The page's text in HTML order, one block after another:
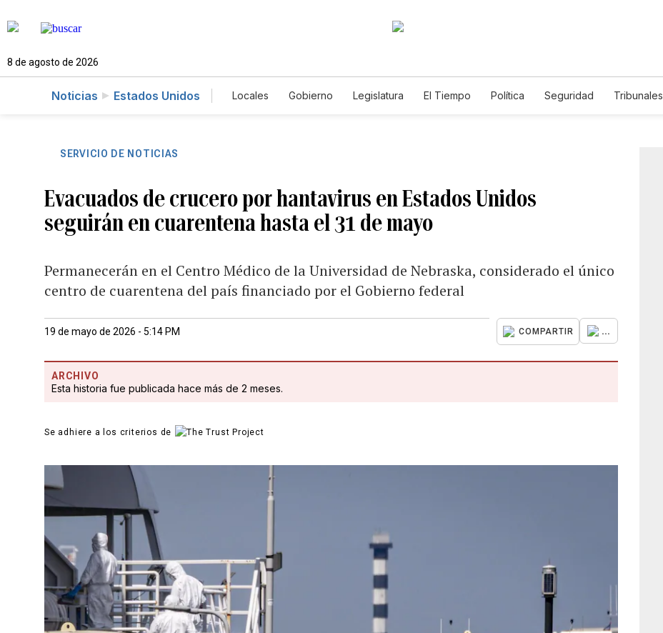
8 de agosto de 2026
Noticias Estados Unidos Locales Gobierno Legislatura El Tiempo Política Seguridad Tribunales
SERVICIO DE NOTICIAS
Evacuados de crucero por hantavirus en Estados Unidos
seguirán en cuarentena hasta el 31 de mayo
Permanecerán en el Centro Médico de la Universidad de Nebraska, considerado el único
centro de cuarentena del país financiado por el Gobierno federal
19 de mayo de 2026 - 5:14 PM COMPARTIR ...
ARCHIVO
Esta historia fue publicada hace más de 2 meses.
Se adhiere a los criterios de